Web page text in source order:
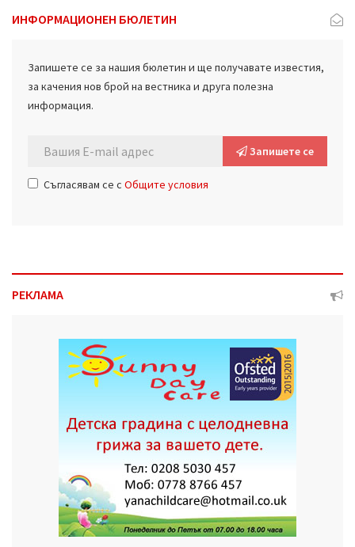
ИНФОРМАЦИОНЕН БЮЛЕТИН
Запишете се за нашия бюлетин и ще получавате известия,
за качения нов брой на вестника и друга полезна
информация.
Запишете се
Съгласявам се с Общите условия
РЕКЛАМА